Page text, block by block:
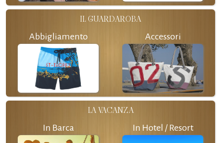
IL GUARDAROBA
Abbigliamento Accessori
LA VACANZA
In Barca In Hotel / Resort